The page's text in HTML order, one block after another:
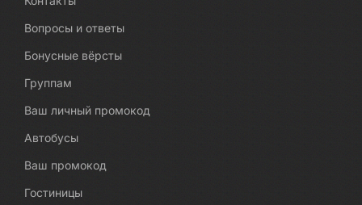
Вопросы и ответы
Бонусные вёрсты
Группам
Ваш личный промокод
Автобусы
Ваш промокод
Гостиницы